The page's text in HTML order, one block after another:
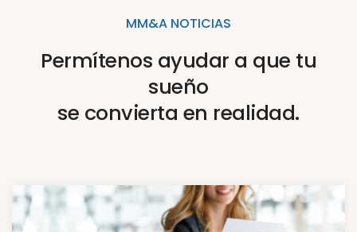
MM&A NOTICIAS
Permítenos ayudar a que tu
sueño
se convierta en realidad.